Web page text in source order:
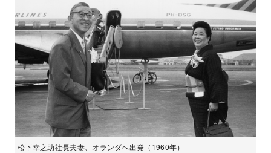
松下幸之助社長夫妻、オランダへ出発（1960年）